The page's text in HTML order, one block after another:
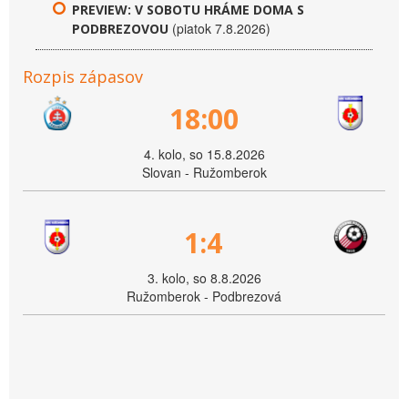
PREVIEW: V SOBOTU HRÁME DOMA S
PODBREZOVOU (piatok 7.8.2026)
Rozpis zápasov
18:00
4. kolo, so 15.8.2026
Slovan - Ružomberok
1:4
3. kolo, so 8.8.2026
Ružomberok - Podbrezová